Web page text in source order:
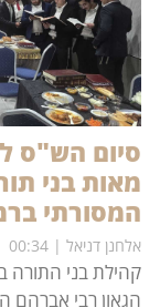
סיום הש"ס
מאות בני
המסורתי
אלחנן דניאל
קהילת בני
הגאון רבי